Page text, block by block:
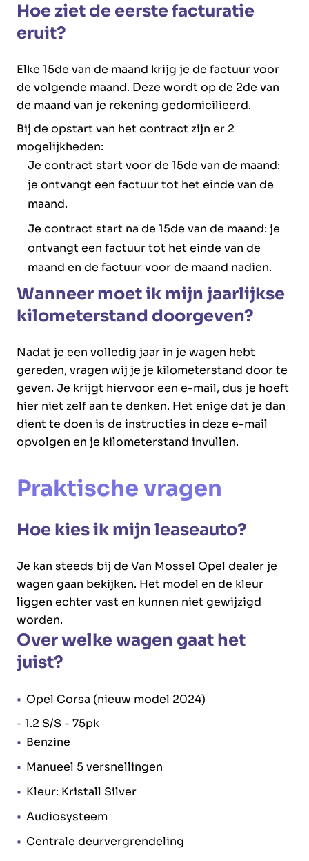
Hoe ziet de eerste facturatie
eruit?
Elke 15de van de maand krijg je de factuur voor
de volgende maand. Deze wordt op de 2de van
de maand van je rekening gedomicilieerd.
Bij de opstart van het contract zijn er 2
mogelijkheden:
Je contract start voor de 15de van de maand:
je ontvangt een factuur tot het einde van de
maand.
Je contract start na de 15de van de maand: je
ontvangt een factuur tot het einde van de
maand en de factuur voor de maand nadien.
Wanneer moet ik mijn jaarlijkse
kilometerstand doorgeven?
Nadat je een volledig jaar in je wagen hebt
gereden, vragen wij je je kilometerstand door te
geven. Je krijgt hiervoor een e-mail, dus je hoeft
hier niet zelf aan te denken. Het enige dat je dan
dient te doen is de instructies in deze e-mail
opvolgen en je kilometerstand invullen.
Praktische vragen
Hoe kies ik mijn leaseauto?
Je kan steeds bij de Van Mossel Opel dealer je
wagen gaan bekijken. Het model en de kleur
liggen echter vast en kunnen niet gewijzigd
worden.
Over welke wagen gaat het
juist?
Opel Corsa (nieuw model 2024)
- 1.2 S/S - 75pk
Benzine
Manueel 5 versnellingen
Kleur: Kristall Silver
Audiosysteem
Centrale deurvergrendeling